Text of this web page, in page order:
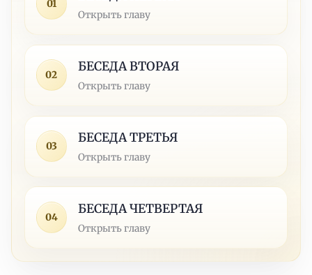
01
Открыть главу
02
БЕСЕДА ВТОРАЯ
Открыть главу
03
БЕСЕДА ТРЕТЬЯ
Открыть главу
04
БЕСЕДА ЧЕТВЕРТАЯ
Открыть главу